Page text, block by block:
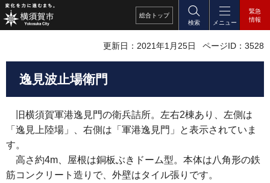
総合 トップ
検索
メニュー
緊急
情報
更新日：2021年1月25日 ページID：3528
逸見波止場衛門
旧横須賀軍港逸見門の衛兵詰所。左右2棟あり、左側は
「逸見上陸場」、右側は「軍港逸見門」と表示されていま
す。
高さ約4m、屋根は銅板ぶきドーム型。本体は八角形の鉄
筋コンクリート造りで、外壁はタイル張りです。